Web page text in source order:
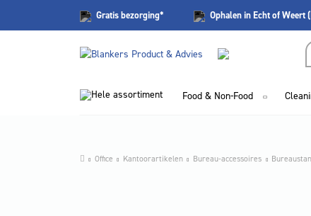
Gratisbezorging* Ophalen in Echt of Weert
Hele assortiment Food & Non-Food
Office Kantoorartikelen Bureau-accessoires